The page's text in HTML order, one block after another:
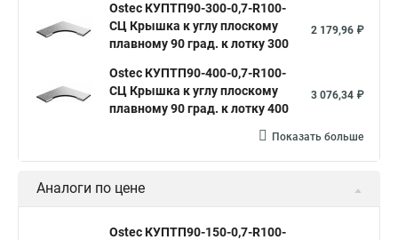
Ostec КУПТП90-300-0,7-R100-
СЦ Крышка к углу плоскому
плавному 90 град. к лотку 300
2 179,96 ₽
Ostec КУПТП90-400-0,7-R100-
СЦ Крышка к углу плоскому
плавному 90 град. к лотку 400
3 076,34 ₽
Показать больше
Аналоги по цене
Ostec КУПТП90-150-0,7-R100-